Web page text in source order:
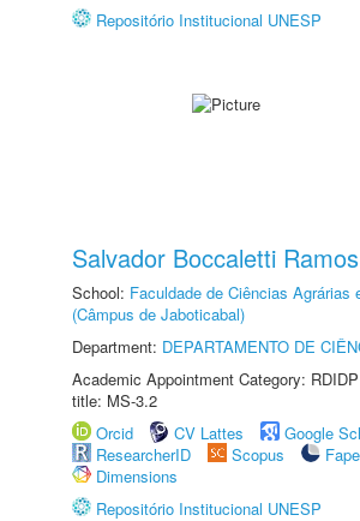
Repositório Institucional UNESP
Salvador Boccaletti Ramos
School: Faculdade de Ciências Agrárias
(Câmpus de Jaboticabal)
Department: DEPARTAMENTO DE
Academic Appointment Category:
title: MS-3.2
Orcid
CV Lattes
Google
ResearcherID
Scopus
Dimensions
Repositório Institucional UNESP